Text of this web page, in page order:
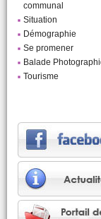
communal
Situation
Démographie
Se promener
Balade
Tourisme